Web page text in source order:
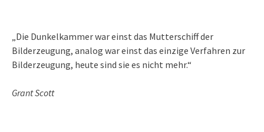
„Die Dunkelkammer war einst das Mutterschiff der
Bilderzeugung, analog war einst das einzige Verfahren zur
Bilderzeugung, heute sind sie es nicht mehr.“
Grant Scott